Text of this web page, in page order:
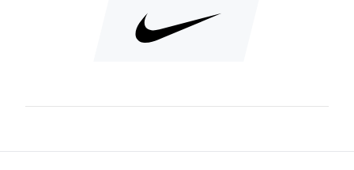
giver en behagelig og distraktionsfri følelse.
Farve:White.